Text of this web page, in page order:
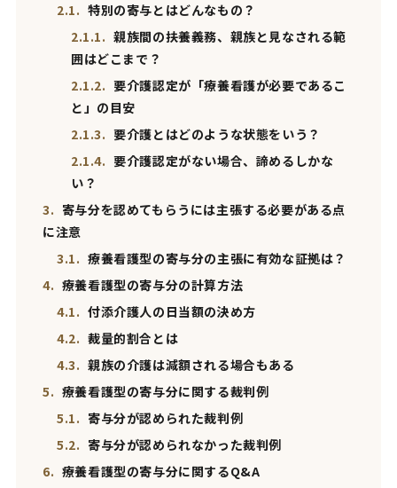
2.1. 特別の寄与とはどんなもの？
2.1.1. 親族間の扶養義務、親族と見なされる範
囲はどこまで？
2.1.2. 要介護認定が「療養看護が必要であるこ
と」の目安
2.1.3. 要介護とはどのような状態をいう？
2.1.4. 要介護認定がない場合、諦めるしかな
い？
3. 寄与分を認めてもらうには主張する必要がある点
に注意
3.1. 療養看護型の寄与分の主張に有効な証拠は？
4. 療養看護型の寄与分の計算方法
4.1. 付添介護人の日当額の決め方
4.2. 裁量的割合とは
4.3. 親族の介護は減額される場合もある
5. 療養看護型の寄与分に関する裁判例
5.1. 寄与分が認められた裁判例
5.2. 寄与分が認められなかった裁判例
6. 療養看護型の寄与分に関するQ&A